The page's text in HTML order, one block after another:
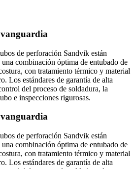
de perforación Sandvik están
combinación óptima de entubado de
con tratamiento térmico y material
Los estándares de garantía de alta
del proceso de soldadura, la
e inspecciones rigurosas.
de perforación Sandvik están
combinación óptima de entubado de
con tratamiento térmico y material
Los estándares de garantía de alta